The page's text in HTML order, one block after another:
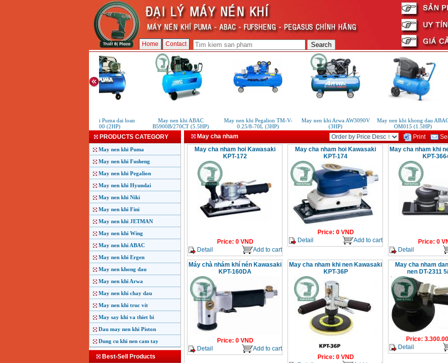
Home Contact
May nen khi Puma dai loan
PK2100 (2HP)
May nen khi ABAC
B5900B/270CT (5.5HP)
May nen khi Pegalion TM-V-
0.25/8-70L (3HP)
May nen khi Arwa AW3090V
(3HP)
May nen khi khong dau ABAC
OM015 (1.5HP)
PRODUCTS CATEGORY
May nen khi Puma
May nen khi Fusheng
May nen khi Pegalion
May nen khi Hyundai
May nen khi Niki
May nen khi Fini
May nen khi JETMAN
May nen khi Wing
May nen khi ABAC
May nen khi Ergen
May nen khong dau
May nen khi Arwa
May nen khi chay dau
May nen khi truc vit
May say khi va thiet bi
Dau may nen khi Piston
Dung cu khi nen cam tay
Best-Sell Products
May cha nham Print
May cha nham hoi Kawasaki
KPT-172
Price: 0VND
Detail
Add to cart
May cha nham hoi Kawasaki
KPT-174
Price: 0VND
Detail
Add to cart
May cha nham khi
KPT-
Price: 0
Detail
Máy chà nhám khí nén Kawasaki
KPT-160DA
Price: 0VND
Detail
Add to cart
May cha nham khi nen Kawasaki
KPT-36P
Price: 0VND
May cha nham
nen DT-2311
Price:
Detail